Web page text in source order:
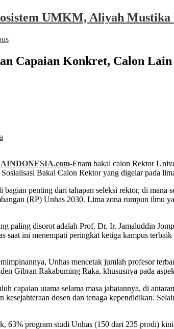
UMKM, Aliyah
Capaian Konkret, Calon Lain
Enam bakal calon Rektor
Bakal Calon Rektor yang digelar pada
bagian penting dari tahapan seleksi rektor, di
(RP) Unhas 2030. Lima zona rumpun ilmu
paling disorot adalah Prof. Dr. Ir. Jamaluddin
saat ini menempati peringkat ketiga kampus
Unhas mencetak jumlah profesor
Gibran Rakabuming Raka, khususnya pada
capaian utama selama masa jabatannya, di
kesejahteraan dosen dan tenaga kependidikan.
63% program studi Unhas (150 dari 235 prodi)